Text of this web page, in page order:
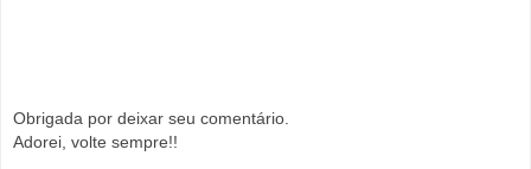
Obrigada por deixar seu comentário.
Adorei, volte sempre!!